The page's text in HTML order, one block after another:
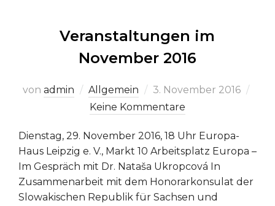
Veranstaltungen im
November 2016
von admin Allgemein
Veröffentlicht
am
3. November 2016
Keine Kommentare
Dienstag, 29. November 2016, 18 Uhr Europa-
Haus Leipzig e. V., Markt 10 Arbeitsplatz Europa –
Im Gespräch mit Dr. Nataša Ukropcová In
Zusammenarbeit mit dem Honorarkonsulat der
Slowakischen Republik für Sachsen und